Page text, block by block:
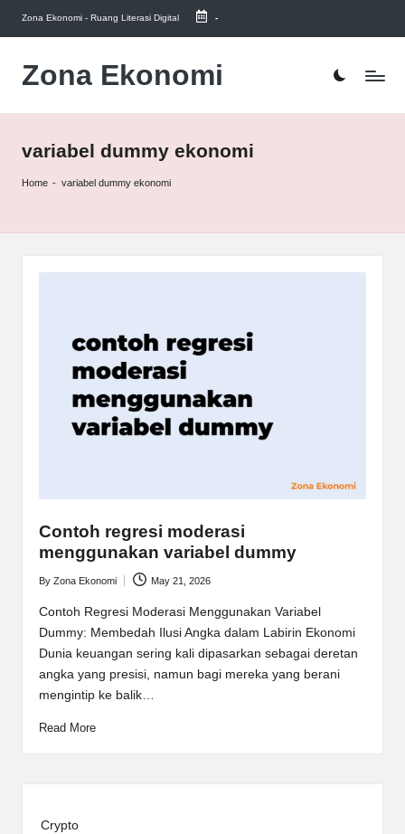
Skip
content
Zona Ekonomi - Ruang Literasi Digital -
Zona Ekonomi
Ruang
variabel dummy ekonomi
Home - variabel dummy ekonomi
Contoh regresi moderasi
menggunakan variabel dummy
Posted
by
By Zona Ekonomi May 21, 2026
Contoh Regresi Moderasi Menggunakan Variabel
Dummy: Membedah Ilusi Angka dalam Labirin Ekonomi
Dunia keuangan sering kali dipasarkan sebagai deretan
angka yang presisi, namun bagi mereka yang berani
mengintip ke balik…
Read More
Crypto